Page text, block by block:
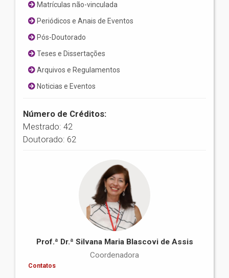
Matrículas não-vinculada
Periódicos e Anais de Eventos
Pós-Doutorado
Teses e Dissertações
Arquivos e Regulamentos
Noticias e Eventos
Número de Créditos:
Mestrado: 42
Doutorado: 62
Prof.ª Dr.ª Silvana Maria Blascovi de Assis
Coordenadora
Contatos